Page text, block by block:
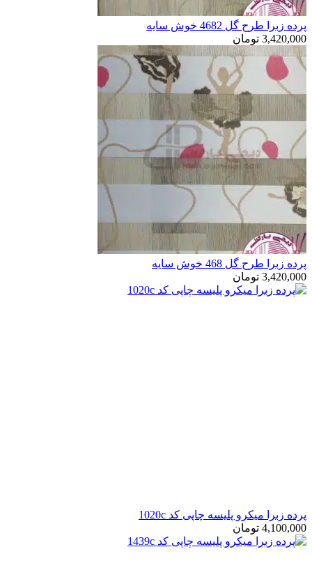
پرده زبرا طرح گل 4682 خوش سایه
3,420,000 تومان
پرده زبرا طرح گل 468 خوش سایه
3,420,000 تومان
پرده زبرا میکرو پلیسه چاپی کد 1020c
4,100,000 تومان